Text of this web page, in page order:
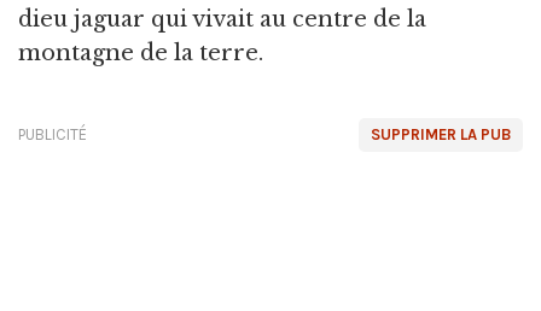
dieu jaguar qui vivait au centre de la
montagne de la terre.
SUPPRIMER LA PUB
PUBLICITÉ